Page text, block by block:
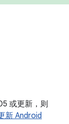
或更新，则
新 Android